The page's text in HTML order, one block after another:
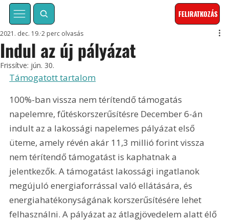
FELIRATKOZÁS
Indul az új pályázat
2021. dec. 19. 2 perc olvasás
Frissítve: jún. 30.
Támogatott tartalom
100%-ban vissza nem térítendő támogatás
napelemre, fűtéskorszerűsítésre December 6-án
indult az a lakossági napelemes pályázat első
üteme, amely révén akár 11,3 millió forint vissza
nem térítendő támogatást is kaphatnak a
jelentkezők. A támogatást lakossági ingatlanok
megújuló energiaforrással való ellátására, és
energiahatékonyságának korszerűsítésére lehet
felhasználni. A pályázat az átlagjövedelem alatt élő